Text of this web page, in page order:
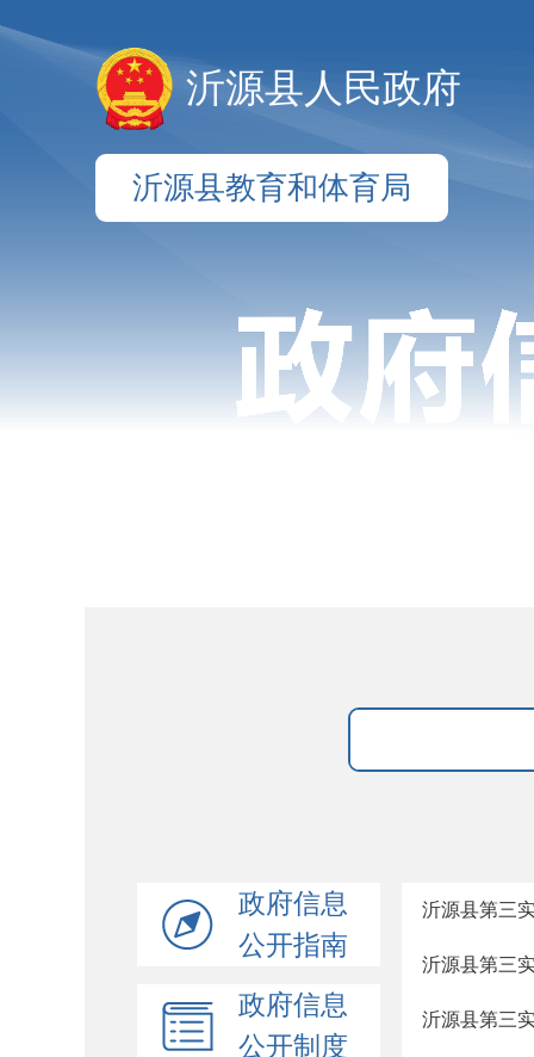
沂源县人民政府
沂源县教育和体育局
政府信息
公开指南
政府信息
公开制度
沂源县第三
沂源县第三
沂源县第三